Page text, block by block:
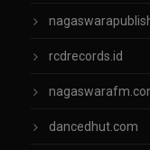
rcdrecords.id
dancedhut.com